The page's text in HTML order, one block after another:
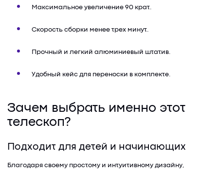
Максимальное увеличение 90 крат.
Скорость сборки менее трех минут.
Прочный и легкий алюминиевый штатив.
Удобный кейс для переноски в комплекте.
Зачем выбрать именно этот
телескоп?
Подходит для детей и начинающих
Благодаря своему простому и интуитивному дизайну,